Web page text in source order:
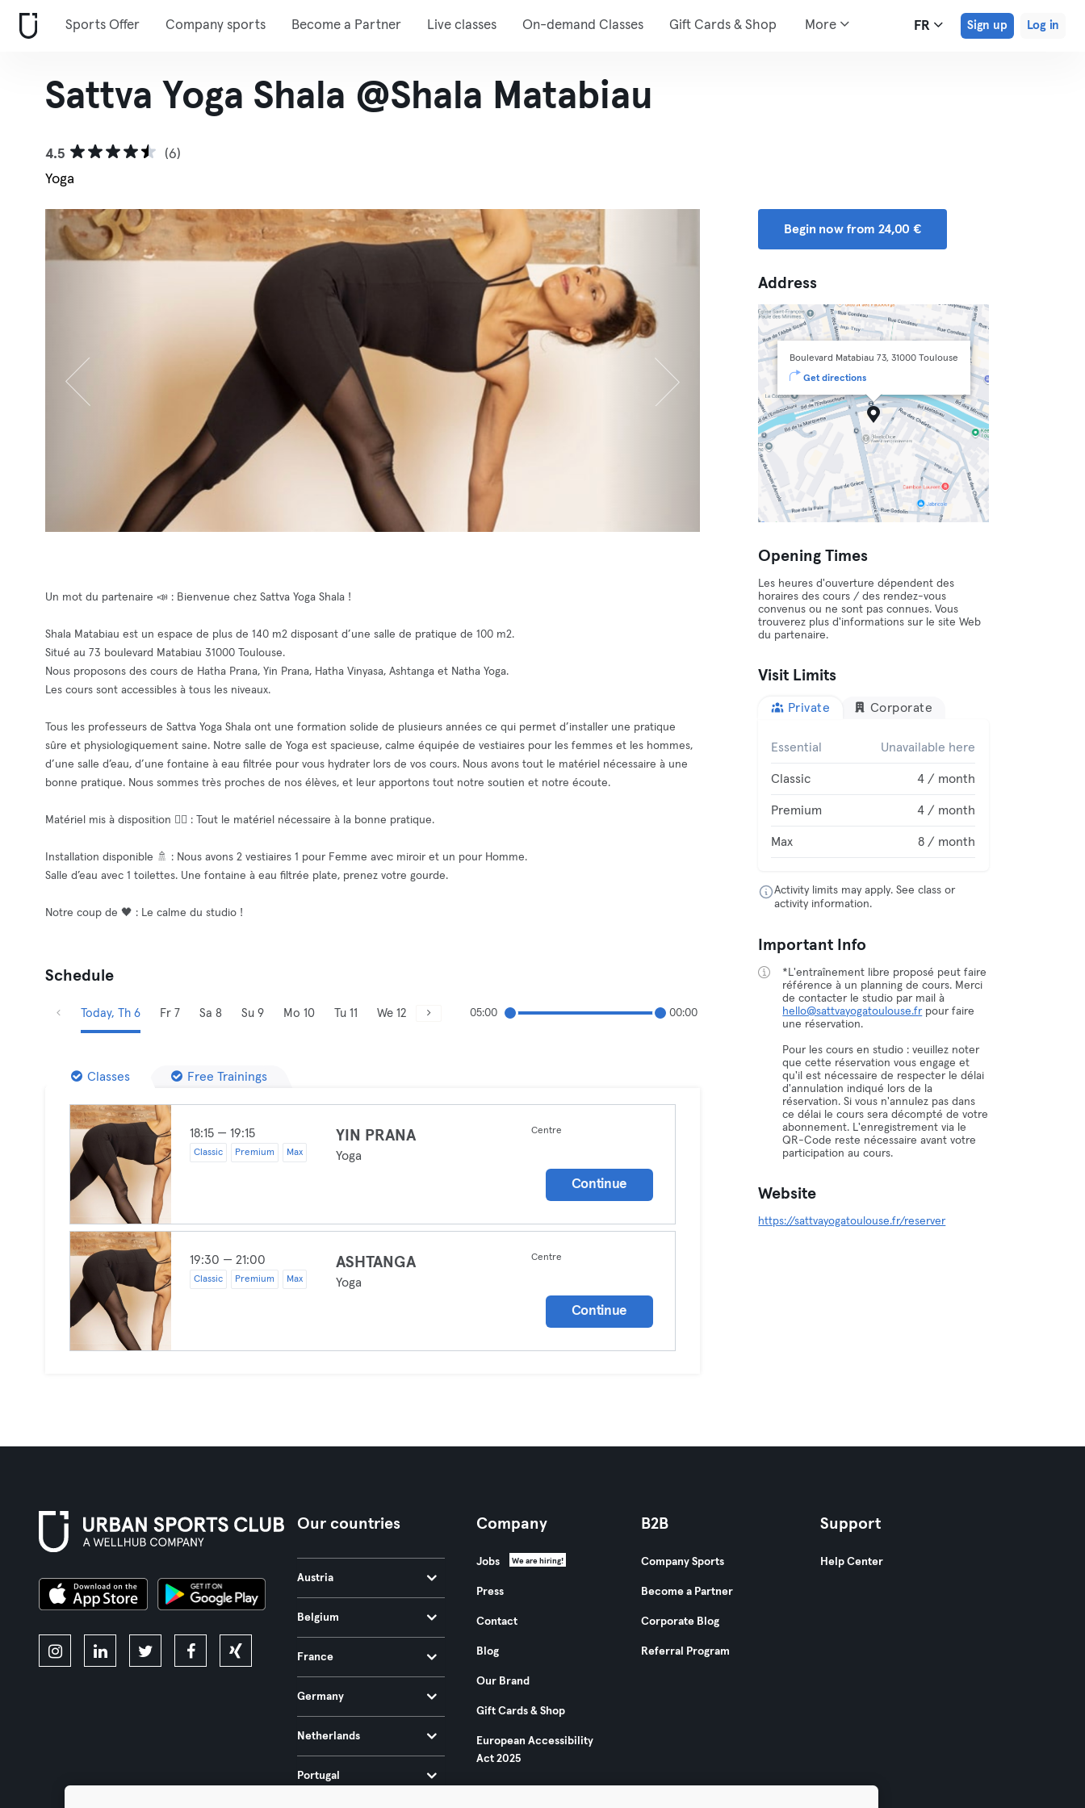
Sports Offer Company sports Become a Partner Live classes On-demand Classes Gift Cards & Shop More FR Sign up Log in
Sattva Yoga Shala @Shala Matabiau
4.5
(6)
Yoga
Un mot du partenaire 📣 : Bienvenue chez Sattva Yoga Shala !
Shala Matabiau est un espace de plus de 140 m2 disposant d’une salle de pratique de 100 m2.
Situé au 73 boulevard Matabiau 31000 Toulouse.
Nous proposons des cours de Hatha Prana, Yin Prana, Hatha Vinyasa, Ashtanga et Natha Yoga.
Les cours sont accessibles à tous les niveaux.
Tous les professeurs de Sattva Yoga Shala ont une formation solide de plusieurs années ce qui permet d’installer une pratique
sûre et physiologiquement saine. Notre salle de Yoga est spacieuse, calme équipée de vestiaires pour les femmes et les hommes,
d’une salle d’eau, d’une fontaine à eau filtrée pour vous hydrater lors de vos cours. Nous avons tout le matériel nécessaire à une
bonne pratique. Nous sommes très proches de nos élèves, et leur apportons tout notre soutien et notre écoute.
Matériel mis à disposition 🧘‍♂️ : Tout le matériel nécessaire à la bonne pratique.
Installation disponible 🚿 : Nous avons 2 vestiaires 1 pour Femme avec miroir et un pour Homme.
Salle d’eau avec 1 toilettes. Une fontaine à eau filtrée plate, prenez votre gourde.
Notre coup de 🖤 : Le calme du studio !
Schedule
Today, Th 6 Fr 7 Sa 8 Su 9 Mo 10 Tu 11 We 12 05:00 00:00
Classes Free Trainings
18:15 — 19:15
Classic Premium Max
YIN PRANA
Yoga
Centre
Continue
19:30 — 21:00
Classic Premium Max
ASHTANGA
Yoga
Centre
Continue
Begin now from 24,00 €
Address
Boulevard Matabiau 73, 31000 Toulouse
Get directions
Opening Times
Les heures d'ouverture dépendent des
horaires des cours / des rendez-vous
convenus ou ne sont pas connues. Vous
trouverez plus d'informations sur le site Web
du partenaire.
Visit Limits
Private Corporate
Essential Unavailable here
Classic 4 / month
Premium 4 / month
Max 8 / month
Activity limits may apply. See class or
activity information.
Important Info
*L'entraînement libre proposé peut faire
référence à un planning de cours. Merci
de contacter le studio par mail à
hello@sattvayogatoulouse.frpour faire
une réservation.
Pour les cours en studio : veuillez noter
que cette réservation vous engage et
qu'il est nécessaire de respecter le délai
d'annulation indiqué lors de la
réservation. Si vous n'annulez pas dans
ce délai le cours sera décompté de votre
abonnement. L'enregistrement via le
QR-Code reste nécessaire avant votre
participation au cours.
Website
https://sattvayogatoulouse.fr/reserver
Our countries
Austria
Belgium
France
Germany
Netherlands
Portugal
Company
Jobs We are hiring!
Press
Contact
Blog
Our Brand
Gift Cards & Shop
European Accessibility
Act 2025
B2B
Company Sports
Become a Partner
Corporate Blog
Referral Program
Support
Help Center